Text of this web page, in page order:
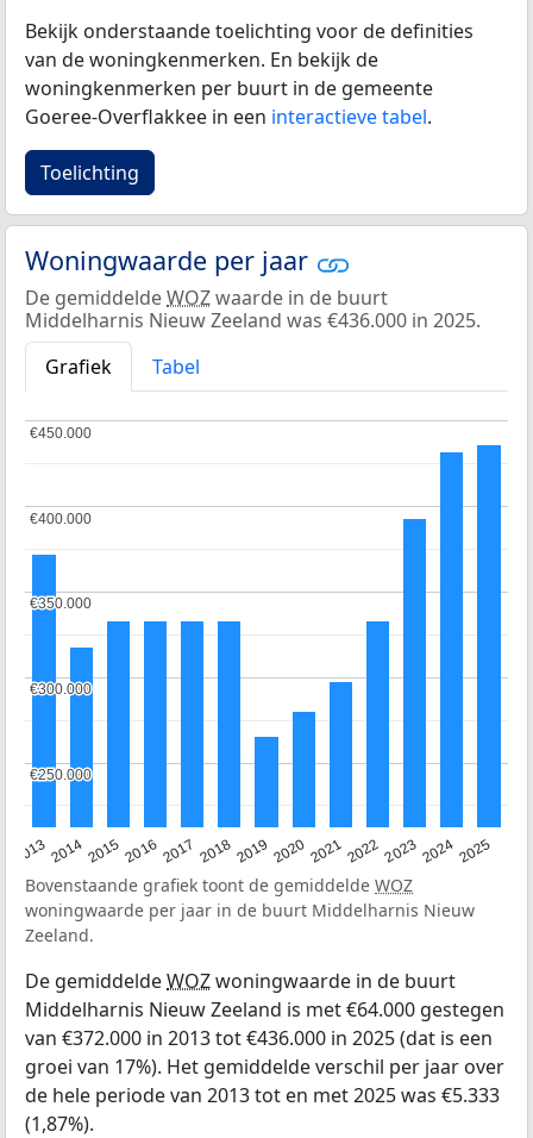
Bekijk onderstaande toelichting voor de definities
van de woningkenmerken. En bekijk de
woningkenmerken per buurt in de gemeente
Goeree-Overflakkee in een interactieve tabel.
Toelichting
Woningwaarde per jaar
De gemiddeldeWOZwaarde in de buurt
Middelharnis Nieuw Zeeland was €436.000 in 2025.
Grafiek
Tabel
20132014201520162017 20182019 202020212022202320242025
€250.000
€250.000
€300.000
€300.000
€350.000
€350.000
€400.000
€400.000
€450.000
€450.000
Bovenstaande grafiek toont de gemiddelde WOZ
woningwaarde per jaar in de buurt Middelharnis Nieuw
Zeeland.
De gemiddeldeWOZwoningwaarde in de buurt
Middelharnis Nieuw Zeeland is met €64.000 gestegen
van €372.000 in 2013 tot €436.000 in 2025 (dat is een
groei van 17%). Het gemiddelde verschil per jaar over
de hele periode van 2013 tot en met 2025 was €5.333
(1,87%).